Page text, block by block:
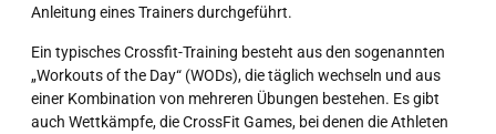
Anleitung eines Trainers durchgeführt.
Ein typisches Crossfit-Training besteht aus den sogenannten
„Workouts of the Day“ (WODs), die täglich wechseln und aus
einer Kombination von mehreren Übungen bestehen. Es gibt
auch Wettkämpfe, die CrossFit Games, bei denen die Athleten